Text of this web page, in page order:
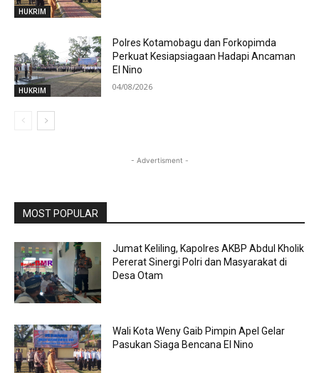
HUKRIM
HUKRIM
Polres Kotamobagu dan Forkopimda
Perkuat Kesiapsiagaan Hadapi Ancaman
El Nino
04/08/2026
- Advertisment -
MOST POPULAR
Jumat Keliling, Kapolres AKBP Abdul Kholik
Pererat Sinergi Polri dan Masyarakat di
Desa Otam
Wali Kota Weny Gaib Pimpin Apel Gelar
Pasukan Siaga Bencana El Nino